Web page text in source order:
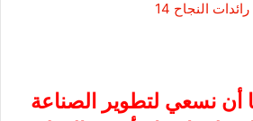
أن نسعي لتطوير الصناعة